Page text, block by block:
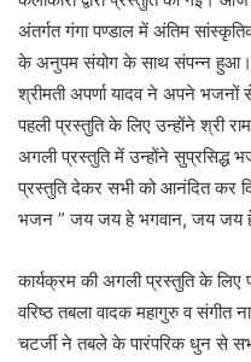
अंतर्गत गंगा पण्डाल में अंतिम
के अनुपम संयोग के साथ संपन्न हुआ।
श्रीमती अपर्णा यादव ने अपने भजनों
पहली प्रस्तुति के लिए उन्होंने श्री
अगली प्रस्तुति में उन्होंने सुप्रसिद्ध
प्रस्तुति देकर सभी को आनंदित कर
भजन ” जय जय हे भगवान, जय जय हे
कार्यक्रम की अगली प्रस्तुति के लिए
वरिष्ठ तबला वादक महागुरु व संगीत
चटर्जी ने तबले के पारंपरिक धुन से